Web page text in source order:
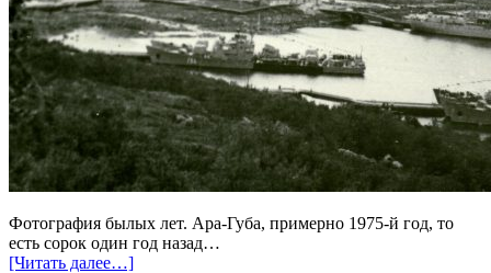
Фотография былых лет. Ара-Губа, примерно 1975-й год, то
есть сорок один год назад…
[Читать далее…]